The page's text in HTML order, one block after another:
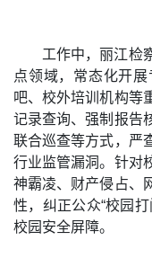
工作中，丽江检
点领域，常态化开
吧、校外培训机构等
记录查询、强制报告
联合巡查等方式，严
行业监管漏洞。针对
神霸凌、财产侵占、
性，纠正公众“校园
校园安全屏障。